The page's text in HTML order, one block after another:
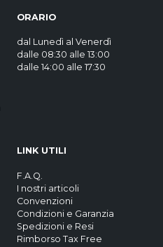
ORARIO
dal Lunedì al Venerdì
dalle 08:30 alle 13:00
dalle 14:00 alle 17:30
LINK UTILI
F.A.Q.
I nostri articoli
Convenzioni
Condizioni e Garanzia
Spedizioni e Resi
Rimborso Tax Free